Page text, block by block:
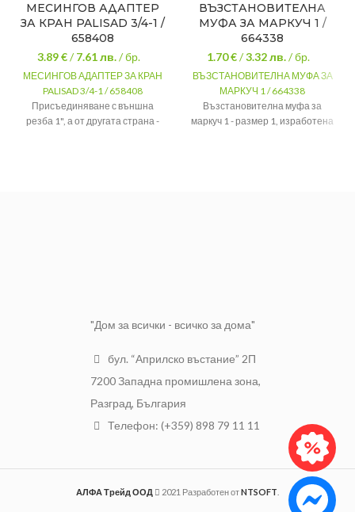
МЕСИНГОВ АДАПТЕР
ЗА КРАН PALISAD 3/4-1 /
658408
3.89 €/7.61лв./ бр.
МЕСИНГОВ АДАПТЕР ЗА КРАН
PALISAD 3/4-1 / 658408
Присъединяване с външна
резба 1", а от другата страна -
ВЪЗСТАНОВИТЕЛНА
МУФА ЗА МАРКУЧ 1 /
664338
1.70 €/3.32лв./ бр.
ВЪЗСТАНОВИТЕЛНА МУФА ЗА
МАРКУЧ 1 / 664338
Възстановителна муфа за
маркуч 1 - размер 1, изработена
"Дом за всички - всичко за дома"
бул. “Априлско въстание” 2П
7200 Западна промишлена зона,
Разград, България
Телефон: (+359) 898 79 11 11
АЛФА Трейд ООД 2021 Разработен отNTSOFT